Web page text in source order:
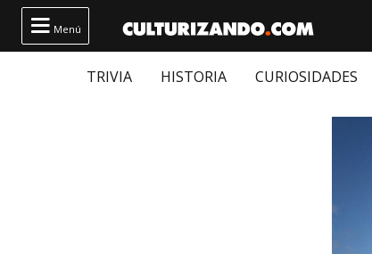
 Menú
TRIVIA HISTORIA CURIOSIDADES